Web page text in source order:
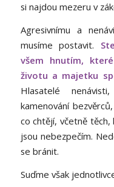
si najdou mezeru v
Agresivnímu a
musíme postavit.
všem hnutím,
životu a majetku
Hlasatelé
kamenování
co chtějí, včetně
jsou nebezpečím.
se bránit.
Suďme však